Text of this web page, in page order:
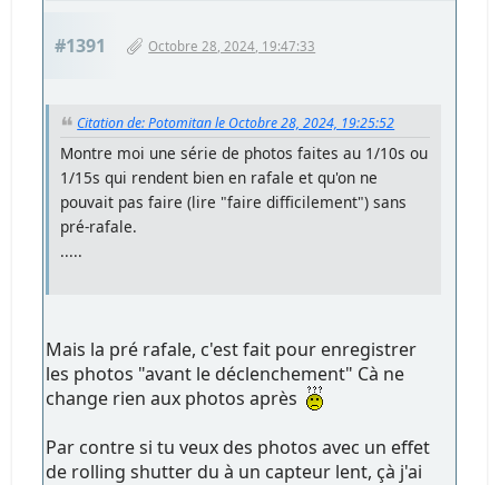
#1391 Octobre 28, 2024, 19:47:33
Citation de: Potomitan le Octobre 28, 2024, 19:25:52
Montre moi une série de photos faites au 1/10s ou
1/15s qui rendent bien en rafale et qu'on ne
pouvait pas faire (lire "faire difficilement") sans
pré-rafale.
.....
Mais la pré rafale, c'est fait pour enregistrer
les photos "avant le déclenchement" Cà ne
change rien aux photos après
Par contre si tu veux des photos avec un effet
de rolling shutter du à un capteur lent, çà j'ai